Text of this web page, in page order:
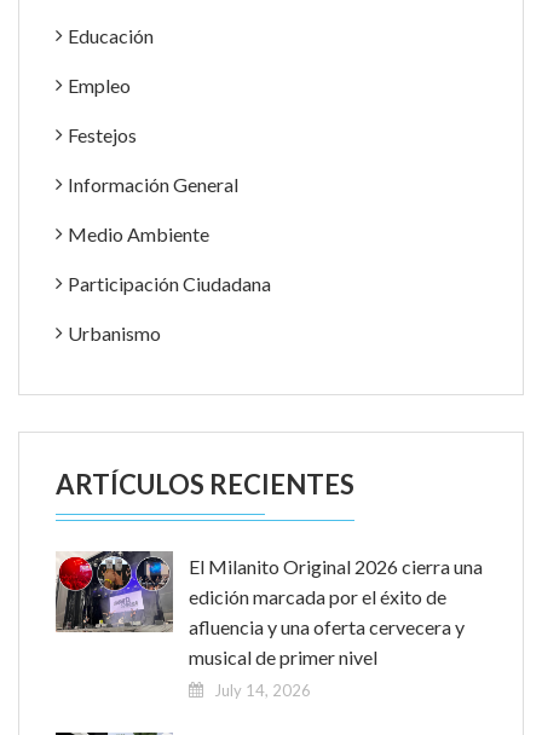
Educación
Empleo
Festejos
Información General
Medio Ambiente
Participación Ciudadana
Urbanismo
ARTÍCULOS RECIENTES
El Milanito Original 2026 cierra una
edición marcada por el éxito de
afluencia y una oferta cervecera y
musical de primer nivel
July 14, 2026